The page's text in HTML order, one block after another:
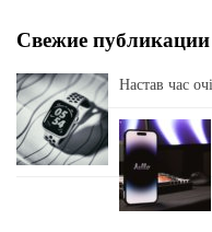
Свежие публикации
Настав час